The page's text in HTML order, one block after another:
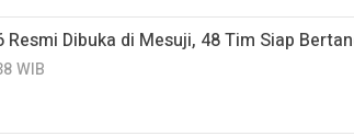
Resmi Dibuka di Mesuji, 48 Tim Siap
WIB